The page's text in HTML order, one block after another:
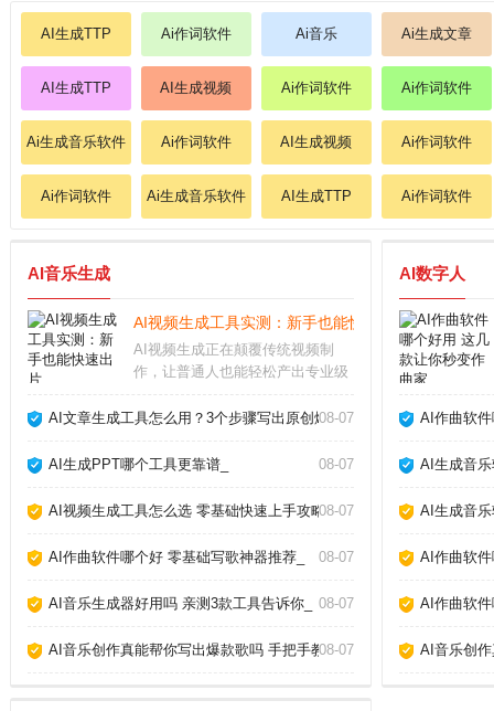
AI生成TTP Ai作词软件 Ai音乐 Ai生成文章
AI生成TTP AI生成视频 Ai作词软件 Ai作词软件
Ai生成音乐软件 Ai作词软件 AI生成视频 Ai作词软件
Ai作词软件 Ai生成音乐软件 AI生成TTP Ai作词软件
AI音乐生成
AI视频生成工具实测：新手也能快速出片_
AI视频生成正在颠覆传统视频制
作，让普通人也能轻松产出专业级
特效、配音，如今只需输入文字描
文结合近期热门工具实测，帮你避
AI文章生成工具怎么用？3个步骤写出原创爆款_
08-07
AI生成PPT哪个工具更靠谱_ 08-07
AI视频生成工具怎么选 零基础快速上手攻略_08-07
AI作曲软件哪个好 零基础写歌神器推荐_ 08-07
AI音乐生成器好用吗 亲测3款工具告诉你_ 08-07
AI音乐创作真能帮你写出爆款歌吗 手把手教你玩转AI作歌_
08-07
AI数字人
AI作曲软
AI生成音
AI生成音
AI作曲软
AI作曲软
AI音乐创